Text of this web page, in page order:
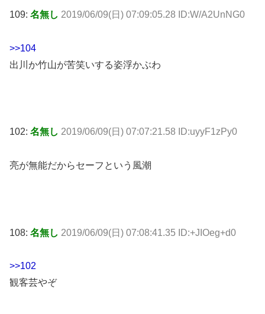
109: 名無し 2019/06/09(日) 07:09:05.28 ID:W/A2UnNG0
>>104
出川か竹山が苦笑いする姿浮かぶわ
102: 名無し 2019/06/09(日) 07:07:21.58 ID:uyyF1zPy0
亮が無能だからセーフという風潮
108: 名無し 2019/06/09(日) 07:08:41.35 ID:+JIOeg+d0
>>102
観客芸やぞ